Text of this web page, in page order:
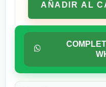
cantidad
AÑADIR AL